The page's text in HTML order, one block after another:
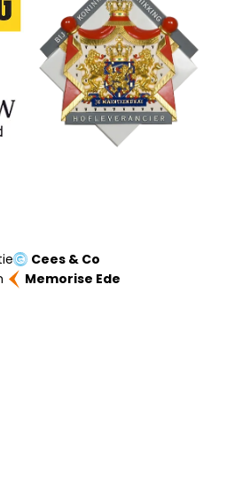
Cees & Co
Memorise Ede